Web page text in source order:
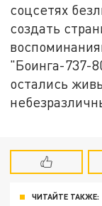
соцсетях
создать
"Боинга-737-
остались
ЧИТАЙТЕ ТАКЖЕ: